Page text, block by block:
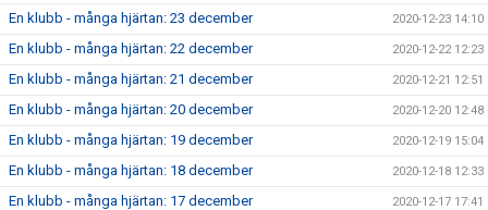
En klubb - många hjärtan: 23 december 2020-12-23 14:10
En klubb - många hjärtan: 22 december 2020-12-22 12:23
En klubb - många hjärtan: 21 december 2020-12-21 12:51
En klubb - många hjärtan: 20 december 2020-12-20 12:48
En klubb - många hjärtan: 19 december 2020-12-19 15:04
En klubb - många hjärtan: 18 december 2020-12-18 12:33
En klubb - många hjärtan: 17 december 2020-12-17 17:41